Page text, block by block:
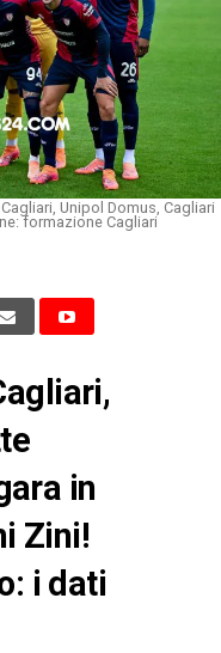
Unipol Domus, Cagliari
formazione Cagliari
in
Zini!
i dati